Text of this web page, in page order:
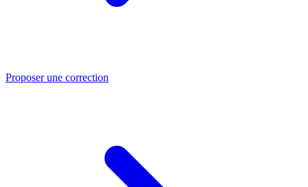
Proposer une correction